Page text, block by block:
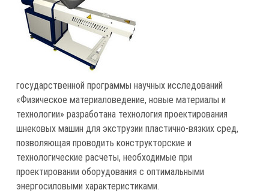
государственной программы научных исследований
«Физическое материаловедение, новые материалы и
технологии» разработана технология проектирования
шнековых машин для экструзии пластично-вязких сред,
позволяющая проводить конструкторские и
технологические расчеты, необходимые при
проектировании оборудования с оптимальными
энергосиловыми характеристиками.